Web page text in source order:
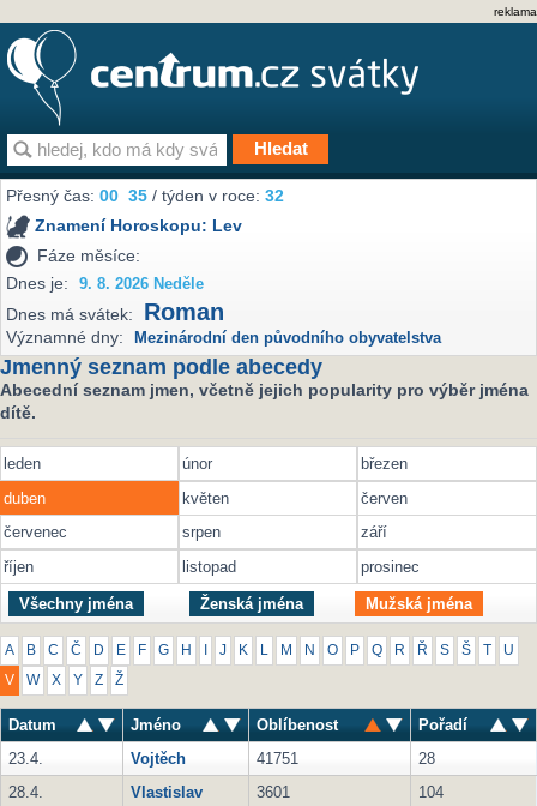
reklama
Přesný čas:00 35 / týden v roce:32
Znamení Horoskopu: Lev
Fáze měsíce:
Dnes je:
9. 8. 2026 Neděle
Dnes má svátek: Roman
Významné dny: Mezinárodní den původního obyvatelstva
Jmenný seznam podle abecedy
Abecední seznam jmen, včetně jejich popularity pro výběr jména
dítě.
leden únor
březen
duben
květen
červen
červenec
srpen
září
říjen
listopad prosinec
Všechny jména Ženská jména Mužská jména
A B C Č D E F G H J K M N O P Q R Ř S Š U
V W X Y Z Ž
Datum Jméno Oblíbenost
Pořadí
23.4.
Vojtěch 41751
28
28.4.
Vlastislav 3601
104